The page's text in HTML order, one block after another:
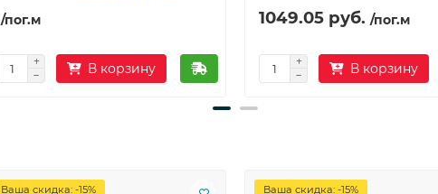
/пог.м
В корзину
1049.05 руб. /пог.м
В корзину
Ваша скидка: -15% Ваша скидка: -15%